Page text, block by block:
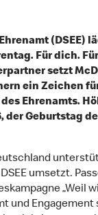
(DSEE)
Für dich. Für
setzt
ein Zeichen
Ehrenamts.
der Geburtstag
umsetzt.
„Weil
und Engagement